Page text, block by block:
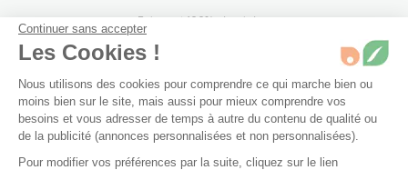
bon état
Non disponible
Recevez une alerte dès son retour en stock.
Paiement 100% sécurisé
Plan du site Mentions légales Conditions générales de vente
Continuer sans accepter
Les Cookies !
Nous utilisons des cookies pour comprendre ce qui marche bien ou
moins bien sur le site, mais aussi pour mieux comprendre vos
besoins et vous adresser de temps à autre du contenu de qualité ou
de la publicité (annonces personnalisées et non personnalisées).
Pour modifier vos préférences par la suite, cliquez sur le lien